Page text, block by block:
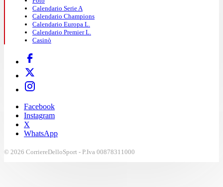
Calendario Serie A
Calendario Champions
Calendario Europa L.
Calendario Premier L.
Casinò
Facebook
Instagram
X
WhatsApp
© 2026 CorriereDelloSport - P.Iva 00878311000